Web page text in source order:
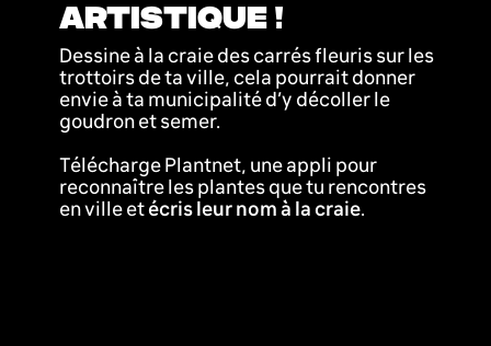
ARTISTIQUE !
Dessine à la craie des carrés fleuris sur les
trottoirs de ta ville, cela pourrait donner
envie à ta municipalité d’y décoller le
goudron et semer.
Télécharge Plantnet, une appli pour
reconnaître les plantes que tu rencontres
en ville et écris leur nom à la craie.